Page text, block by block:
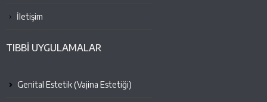
İletişim
TIBBİ UYGULAMALAR
Genital Estetik (Vajina Estetiği)